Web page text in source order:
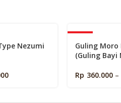
Nezumi
Guling Moro
(Guling Bayi
Rp 360.000 –